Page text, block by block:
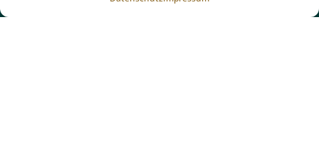
Telefonnummer anzeigen